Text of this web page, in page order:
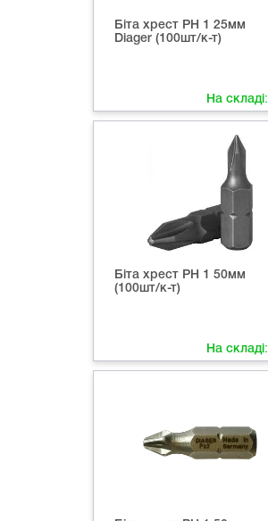
Біта хрест РН 1 25мм
Diager (100шт/к-т)
На складі:
Біта хрест РН 1 50мм
(100шт/к-т)
На складі: